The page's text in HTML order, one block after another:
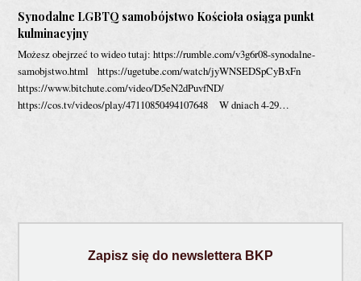
Synodalne LGBTQ samobójstwo Kościoła osiąga punkt
kulminacyjny
Możesz obejrzeć to wideo tutaj: https://rumble.com/v3g6r08-synodalne-
samobjstwo.html https://ugetube.com/watch/jyWNSEDSpCyBxFn
https://www.bitchute.com/video/D5eN2dPuvfND/
https://cos.tv/videos/play/47110850494107648 W dniach 4-29…
Zapisz się do newslettera BKP